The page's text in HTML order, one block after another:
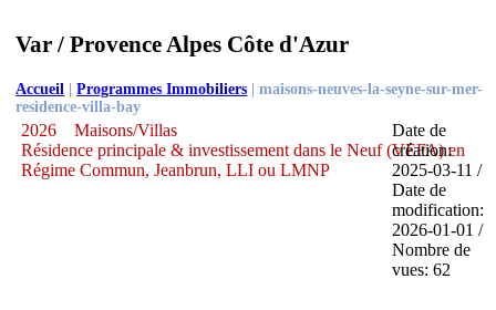
Var / Provence Alpes Côte d'Azur
Accueil |Programmes Immobiliers |maisons-neuves-la-seyne-sur-mer-
residence-villa-bay
2026
Maisons/Villas
Résidence principale & investissement dans le Neuf (VEFA) en
Régime Commun, Jeanbrun, LLI ou LMNP
Date de
création:
2025-03-11 /
Date de
modification:
2026-01-01 /
Nombre de
vues: 62